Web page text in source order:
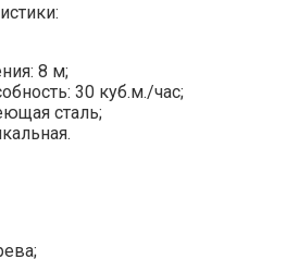
8 м;
30 куб.м./час;
сталь;